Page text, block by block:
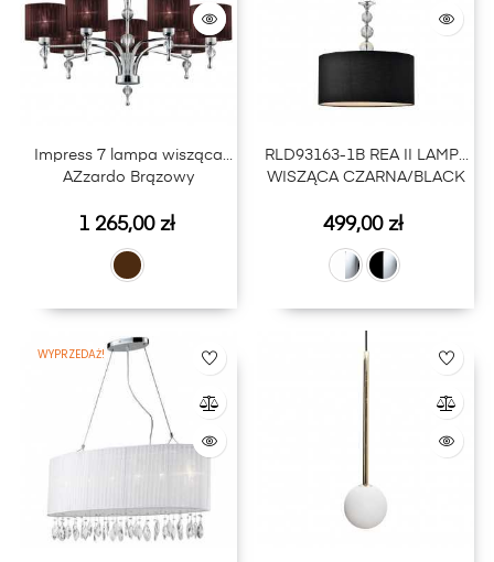
Impress 7 lampa wisząca
AZzardo Brązowy
Cena
1 265,00 zł
RLD93163-1B REA II LAMPA
WISZĄCA CZARNA/BLACK
Cena
499,00 zł
WYPRZEDAŻ!